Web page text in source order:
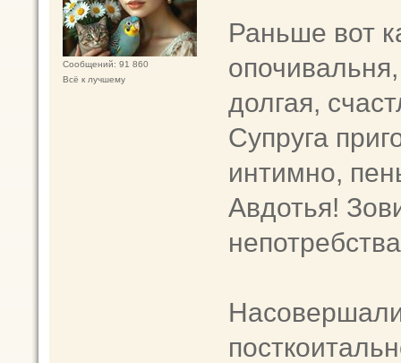
Сообщений: 91 860
Всё к лучшему
Раньше вот
долгая,
Супруга
интимно,
Авдотья!